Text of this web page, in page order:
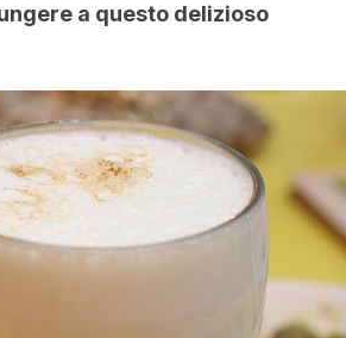
a questo delizioso